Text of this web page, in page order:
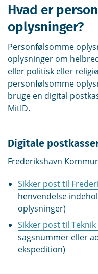
Hvad er
oplysninger?
Personfølsomme
oplysninger om
eller politisk eller
personfølsomme
bruge en digital
MitID.
Digitale
Frederikshavn
Sikker post til
henvendelse
oplysninger)
Sikker post til
sagsnummer eller
ekspedition)